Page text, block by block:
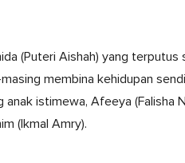
(Puteri Aishah) yang
membina kehidupan
istimewa, Afeeya (Falisha
(Ikmal Amry).